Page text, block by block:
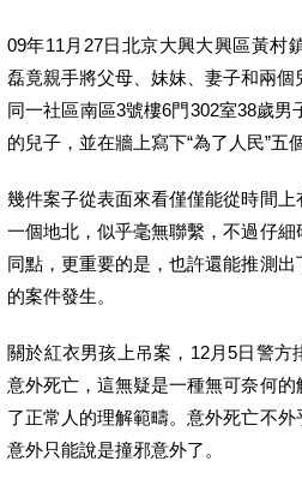
09年11月27日北京大興大興區黃村
磊竟親手將父母、妹妹、妻子和兩個
同一社區南區3號樓6門302室38歲
的兒子，並在牆上寫下“為了人民”五
幾件案子從表面來看僅僅能從時間
一個地北，似乎毫無聯繫，不過仔
同點，更重要的是，也許還能推測
的案件發生。
關於紅衣男孩上吊案，12月5日警方
意外死亡，這無疑是一種無可奈何
了正常人的理解範疇。意外死亡不
意外只能說是撞邪意外了。